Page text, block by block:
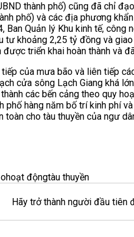
thành phố) cũng đã chỉ
phố) và các địa phương
Ban Quản lý Khu kinh tế,
tư khoảng 2,25 tỷ đồng và
triển khai hoàn thành và
của mưa bão và liên tiếp
cửa sông Lạch Giang khá
các bến cảng theo quy
phố hàng năm bố trí kinh phí
toàn cho tàu thuyền của ngư
hoạt độngtàu thuyền
Hãy trở thành người đầu tiên